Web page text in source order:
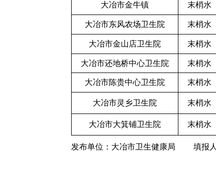
大冶市金牛镇 末梢水
大冶市东风农场卫生院 末梢水
大冶市金山店卫生院 末梢水
大冶市还地桥中心卫生院 末梢水
大冶市陈贵中心卫生院 末梢水
大冶市灵乡卫生院 末梢水
大冶市大箕铺卫生院 末梢水
发布单位：大冶市卫生健康局 填报